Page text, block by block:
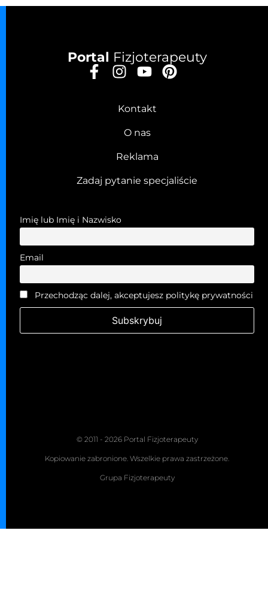
Portal Fizjoterapeuty
Kontakt
O nas
Reklama
Zadaj pytanie specjaliście
Imię lub Imię i Nazwisko
Email
Przechodząc dalej, akceptujesz politykę prywatności
© 2011 - 2026 Portal Fizjoterapeuty
Kopiowanie zabronione. Wszelkie prawa zastrzeżone.
Grupa Fizjoterapeuty